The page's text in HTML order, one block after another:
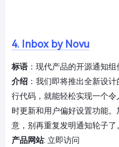
4. Inbox by Novu
标语：现代产品的开源通知组
介绍 ：我们即将推出全新设
行代码，就能轻松实现一个
时更新和用户偏好设置功能
意，别再重复发明通知轮子了
产品网站: 立即访问